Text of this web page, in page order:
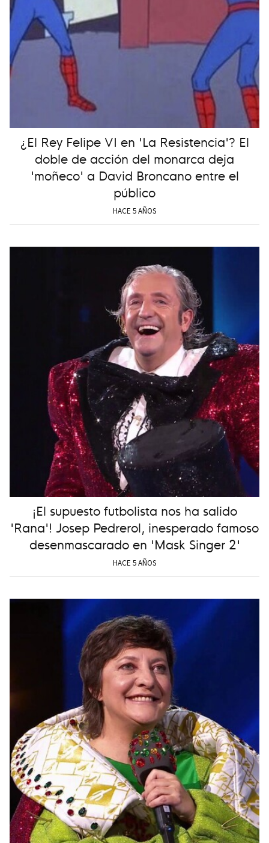
¿El Rey Felipe VI en 'La Resistencia'? El
doble de acción del monarca deja
'moñeco' a David Broncano entre el
público
HACE 5 AÑOS
¡El supuesto futbolista nos ha salido
'Rana'! Josep Pedrerol, inesperado famoso
desenmascarado en 'Mask Singer 2'
HACE 5 AÑOS